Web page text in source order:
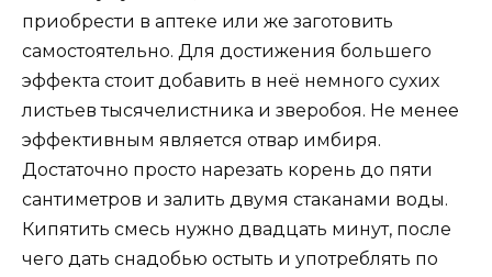
приобрести в аптеке или же заготовить
самостоятельно. Для достижения большего
эффекта стоит добавить в неё немного сухих
листьев тысячелистника и зверобоя. Не менее
эффективным является отвар имбиря.
Достаточно просто нарезать корень до пяти
сантиметров и залить двумя стаканами воды.
Кипятить смесь нужно двадцать минут, после
чего дать снадобью остыть и употреблять по